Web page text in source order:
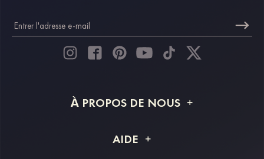
À PROPOS DE NOUS
Livraison
AIDE